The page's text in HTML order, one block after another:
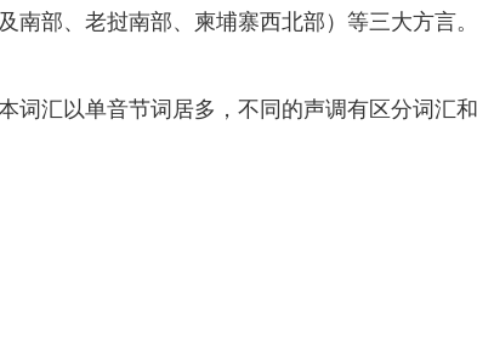
南部、老挝南部、柬埔寨西北部）等三大方言
词汇以单音节词居多，不同的声调有区分词汇